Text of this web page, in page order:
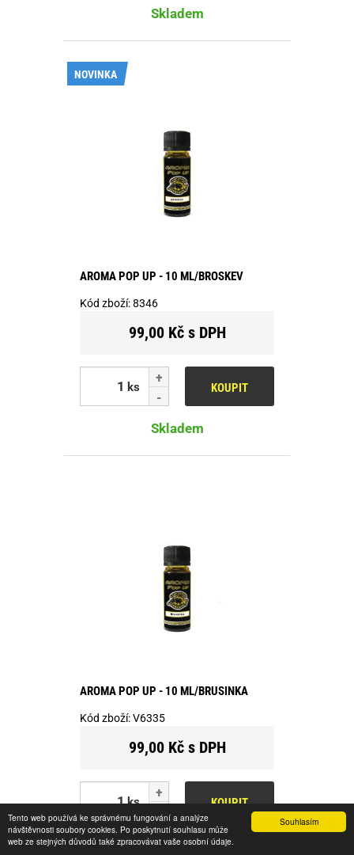
Souhlasím
Tento web používá ke správnému fungování a analýze
návštěvnosti soubory cookies. Po poskytnutí souhlasu může
web ze stejných důvodů také zpracovávat vaše osobní údaje.
Skladem
AROMA POP UP - 10 ML/BROSKEV
Kód zboží:8346
99,00 Kč s DPH
ks KOUPIT
Skladem
NOVINKA
AROMA POP UP - 10 ML/BRUSINKA
Kód zboží:V6335
99,00 Kč s DPH
ks KOUPIT
Skladem